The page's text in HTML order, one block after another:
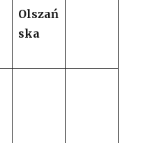
Olszań
ska